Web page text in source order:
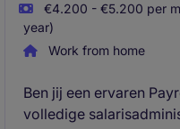
€4.200 - €5.200 per
year)
Work from home
Ben jij een ervaren
volledige